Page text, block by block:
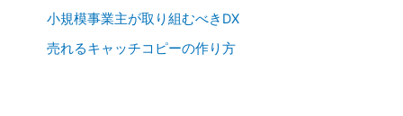
小規模事業主が取り組むべきDX
売れるキャッチコピーの作り方